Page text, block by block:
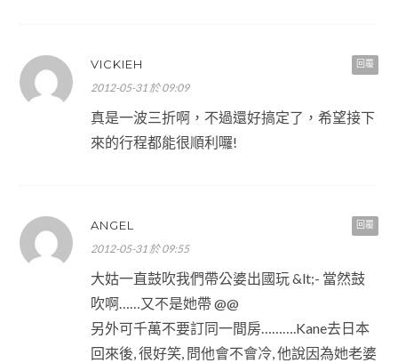
回覆
VICKIEH
2012-05-31 於 09:09
真是一波三折啊，不過還好搞定了，希望接下
來的行程都能很順利囉!
回覆
ANGEL
2012-05-31 於 09:55
大姑一直鼓吹我們帶公婆出國玩 &lt;- 當然鼓
吹啊……又不是她帶 @@
另外可千萬不要訂同一間房……….Kane去日本
回來後, 很好笑, 問他會不會冷, 他說因為她老婆